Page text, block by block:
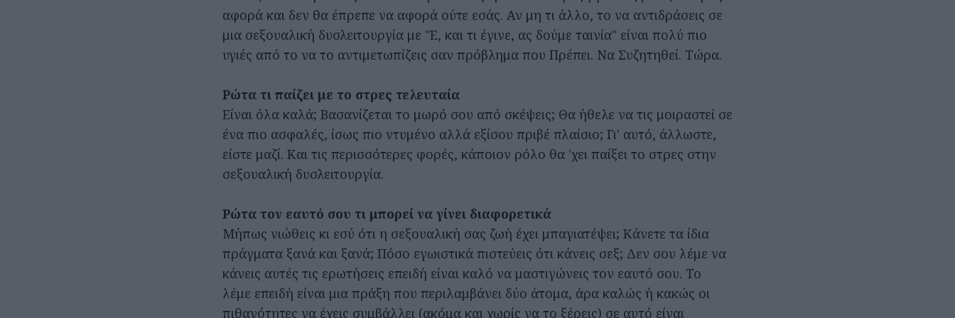
αφορά και δεν θα έπρεπε να αφορά ούτε εσάς. Αν μη τι άλλο, το να αντιδράσεις σε
μια σεξουαλική δυσλειτουργία με "Ε, και τι έγινε, ας δούμε ταινία" είναι πολύ πιο
υγιές από το να το αντιμετωπίζεις σαν πρόβλημα που Πρέπει. Να Συζητηθεί. Τώρα.
Ρώτα τι παίζει με το στρες τελευταία
Είναι όλα καλά; Βασανίζεται το μωρό σου από σκέψεις; Θα ήθελε να τις μοιραστεί σε
ένα πιο ασφαλές, ίσως πιο ντυμένο αλλά εξίσου πριβέ πλαίσιο; Γι' αυτό, άλλωστε,
είστε μαζί. Και τις περισσότερες φορές, κάποιον ρόλο θα 'χει παίξει το στρες στην
σεξουαλική δυσλειτουργία.
Ρώτα τον εαυτό σου τι μπορεί να γίνει διαφορετικά
Μήπως νιώθεις κι εσύ ότι η σεξουαλική σας ζωή έχει μπαγιατέψει; Κάνετε τα ίδια
πράγματα ξανά και ξανά; Πόσο εγωιστικά πιστεύεις ότι κάνεις σεξ; Δεν σου λέμε να
κάνεις αυτές τις ερωτήσεις επειδή είναι καλό να μαστιγώνεις τον εαυτό σου. Το
λέμε επειδή είναι μια πράξη που περιλαμβάνει δύο άτομα, άρα καλώς ή κακώς οι
πιθανότητες να έχεις συμβάλλει (ακόμα και χωρίς να το ξέρεις) σε αυτό είναι